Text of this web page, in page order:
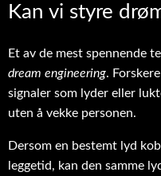
Kan vi styre
Et av de mest spennende
dream engineering.
signaler som lyder eller
uten å vekke personen.
Dersom en bestemt lyd
leggetid, kan den samme